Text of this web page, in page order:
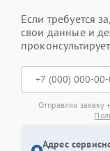
Если требуется
свои данные и
Отправляя заявку
Адрес